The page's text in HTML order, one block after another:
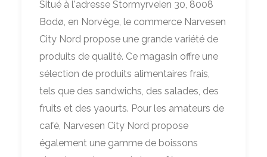
Situé à l'adresse Stormyrveien 30, 8008
Bodø, en Norvège, le commerce Narvesen
City Nord propose une grande variété de
produits de qualité. Ce magasin offre une
sélection de produits alimentaires frais,
tels que des sandwichs, des salades, des
fruits et des yaourts. Pour les amateurs de
café, Narvesen City Nord propose
également une gamme de boissons